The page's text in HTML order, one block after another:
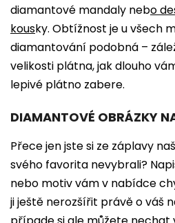
diamantové mandaly nebo
kousky. Obtížnost je u všech
diamantování podobná –
velikosti plátna, jak dlouho
lepivé plátno zabere.
DIAMANTOVÉ OBRÁZKY
Přece jen jste si ze záplavy
svého favorita nevybrali?
nebo motiv vám v nabídce
ji ještě nerozšířit právě o váš